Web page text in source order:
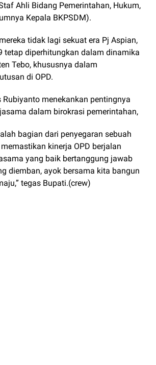
Ahli Bidang Pemerintahan, Hukum,
Kepala BKPSDM).
tidak lagi sekuat era Pj Aspian,
tetap diperhitungkan dalam dinamika
Tebo, khususnya dalam
di OPD.
Rubiyanto menekankan pentingnya
dalam birokrasi pemerintahan,
bagian dari penyegaran sebuah
kinerja OPD berjalan
yang baik bertanggung jawab
diemban, ayok bersama kita bangun
tegas Bupati.(crew)